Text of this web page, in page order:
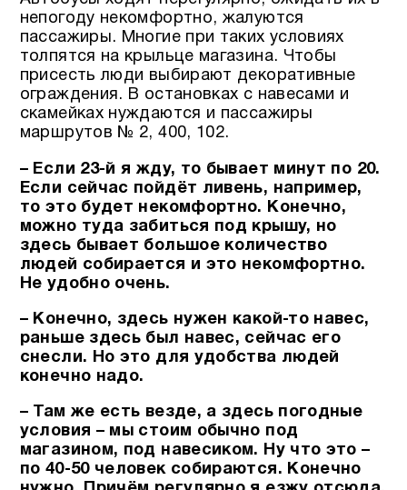
непогоду некомфортно, жалуются
пассажиры. Многие при таких условиях
толпятся на крыльце магазина. Чтобы
присесть люди выбирают декоративные
ограждения. В остановках с навесами и
скамейках нуждаются и пассажиры
маршрутов № 2, 400, 102.
– Если 23-й я жду, то бывает минут по 20.
Если сейчас пойдёт ливень, например,
то это будет некомфортно. Конечно,
можно туда забиться под крышу, но
здесь бывает большое количество
людей собирается и это некомфортно.
Не удобно очень.
– Конечно, здесь нужен какой-то навес,
раньше здесь был навес, сейчас его
снесли. Но это для удобства людей
конечно надо.
– Там же есть везде, а здесь погодные
условия – мы стоим обычно под
магазином, под навесиком. Ну что это –
по 40-50 человек собираются. Конечно